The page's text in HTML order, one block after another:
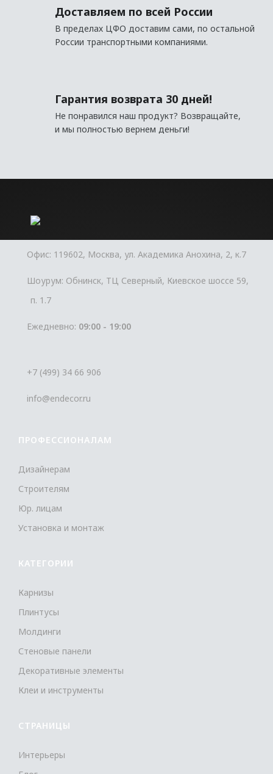
Доставляем по всей России
В пределах ЦФО доставим сами, по остальной
России транспортными компаниями.
Гарантия возврата 30 дней!
Не понравился наш продукт? Возвращайте,
и мы полностью вернем деньги!
Офис: 119602, Москва, ул. Академика Анохина, 2, к.7
Шоурум: Обнинск, ТЦ Северный, Киевское шоссе 59,
п. 1.7
Ежедневно: 09:00 - 19:00
+7 (499) 34 66 906
info@endecor.ru
ПРОФЕССИОНАЛАМ
Дизайнерам
Строителям
Юр. лицам
Установка и монтаж
КАТЕГОРИИ
Карнизы
Плинтусы
Молдинги
Стеновые панели
Декоративные элементы
Клеи и инструменты
СТРАНИЦЫ
Интерьеры